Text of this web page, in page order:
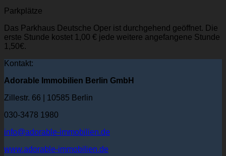
Parkplätze
Das Parkhaus Deutsche Oper ist durchgehend geöffnet. Die
erste Stunde kostet 1,00 € jede weitere angefangene Stunde
1,50€.
Kontakt:
Adorable Immobilien Berlin GmbH
Zillestr. 66 | 10585 Berlin
030-3478 1980
info@adorable-immobilien.de
www.adorable-immobilien.de